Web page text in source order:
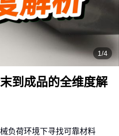
1/4
到成品的全维度解
负荷环境下寻找可靠材料